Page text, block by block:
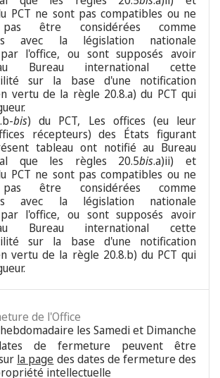
PCT ne sont pas compatibles ou ne
être considérées comme
avec la législation nationale
l'office, ou sont supposés avoir
Bureau international cette
sur la base d'une notification
vertu de la règle 20.8.a) du PCT qui
bis) du PCT, Les offices (eu leur
récepteurs) des États figurant
tableau ont notifié au Bureau
que les règles 20.5bis.a)ii) et
PCT ne sont pas compatibles ou ne
être considérées comme
avec la législation nationale
l'office, ou sont supposés avoir
Bureau international cette
sur la base d'une notification
vertu de la règle 20.8.b) du PCT qui
de l'Office
les Samedi et Dimanche
de fermeture peuvent être
la page des dates de fermeture des
intellectuelle